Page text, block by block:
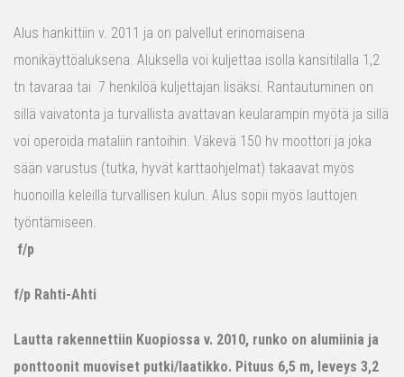
Alus hankittiin v. 2011 ja on palvellut erinomaisena
monikäyttöaluksena. Aluksella voi kuljettaa isolla kansitilalla 1,2
tn tavaraa tai 7 henkilöä kuljettajan lisäksi. Rantautuminen on
sillä vaivatonta ja turvallista avattavan keularampin myötä ja sillä
voi operoida mataliin rantoihin. Väkevä 150 hv moottori ja joka
sään varustus (tutka, hyvät karttaohjelmat) takaavat myös
huonoilla keleillä turvallisen kulun. Alus sopii myös lauttojen
työntämiseen.
f/p
f/p Rahti-Ahti
Lautta rakennettiin Kuopiossa v. 2010, runko on alumiinia ja
ponttoonit muoviset putki/laatikko. Pituus 6,5 m, leveys 3,2